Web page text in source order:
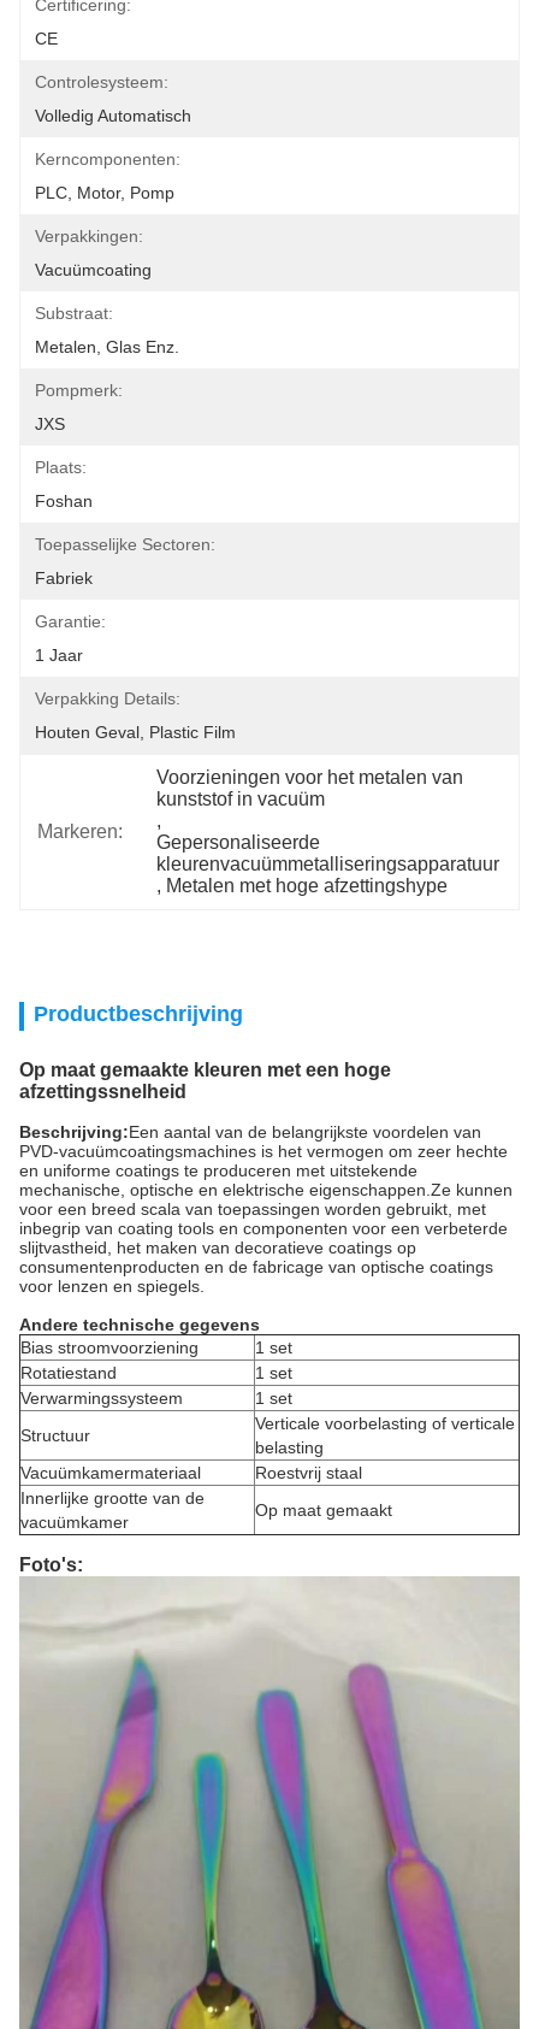
Certificering:
CE
Controlesysteem:
Volledig Automatisch
Kerncomponenten:
PLC, Motor, Pomp
Verpakkingen:
Vacuümcoating
Substraat:
Metalen, Glas Enz.
Pompmerk:
JXS
Plaats:
Foshan
Toepasselijke Sectoren:
Fabriek
Garantie:
1 Jaar
Verpakking Details:
Houten Geval, Plastic Film
Markeren:
Voorzieningen voor het metalen van
kunststof in vacuüm
,
Gepersonaliseerde
kleurenvacuümmetalliseringsapparatuur
, Metalen met hoge afzettingshype
Productbeschrijving
Op maat gemaakte kleuren met een hoge
afzettingssnelheid
Beschrijving:Een aantal van de belangrijkste voordelen van
PVD-vacuümcoatingsmachines is het vermogen om zeer hechte
en uniforme coatings te produceren met uitstekende
mechanische, optische en elektrische eigenschappen.Ze kunnen
voor een breed scala van toepassingen worden gebruikt, met
inbegrip van coating tools en componenten voor een verbeterde
slijtvastheid, het maken van decoratieve coatings op
consumentenproducten en de fabricage van optische coatings
voor lenzen en spiegels.
Andere technische gegevens
Bias stroomvoorziening
1 set
Rotatiestand
1 set
Verwarmingssysteem
1 set
Structuur
Verticale voorbelasting of verticale
belasting
Vacuümkamermateriaal
Roestvrij staal
Innerlijke grootte van de
vacuümkamer
Op maat gemaakt
Foto's: